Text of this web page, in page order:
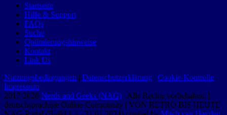
Startseite
Hilfe & Support
FAQs
Suche
Optimierungshinweise
Kontakt
Link Us
Nutzungsbedingungen | Datenschutzerklärung | Cookie-Kontrolle |
Impressum
2017-2026 Nerds and Geeks (NAG) | Alle Rechte vorbehalten. |
deutschsprachige Online-Community | VON RETRO BIS HEUTE